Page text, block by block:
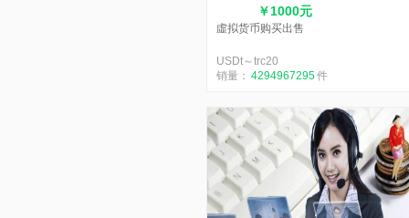
￥1000元
虛拟货币购买出售
USDt～trc20
销量： 4294967295件